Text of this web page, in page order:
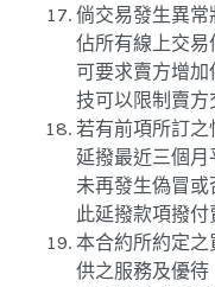
倘交易發生異
佔所有線上交易
可要求賣方增
技可以限制賣方
若有前項所訂
延撥最近三個月
未再發生偽冒
此延撥款項撥付
本合約所約定
供之服務及優